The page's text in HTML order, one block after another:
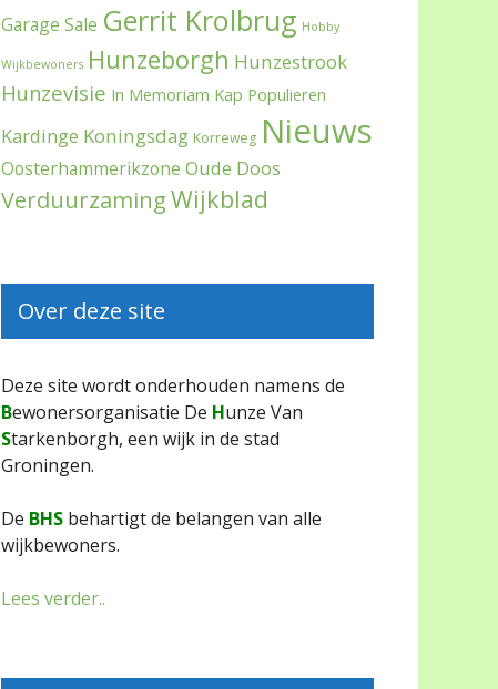
Garage Sale Gerrit Krolbrug Hobby
Wijkbewoners Hunzeborgh Hunzestrook
Hunzevisie In Memoriam Kap Populieren
Kardinge Koningsdag Korreweg Nieuws
Oosterhammerikzone Oude Doos
VerduurzamingWijkblad
Over deze site
Deze site wordt onderhouden namens de
Bewonersorganisatie De Hunze Van
Starkenborgh, een wijk in de stad
Groningen.
De BHS behartigt de belangen van alle
wijkbewoners.
Lees verder..